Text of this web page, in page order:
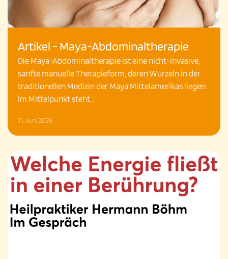
Artikel - Maya-Abdominaltherapie
Die Maya-Abdominaltherapie ist eine nicht-invasive,
sanfte manuelle Therapieform, deren Wurzeln in der
traditionellen Medizin der Maya Mittelamerikas liegen.
Im Mittelpunkt steht…
11. Juni 2026